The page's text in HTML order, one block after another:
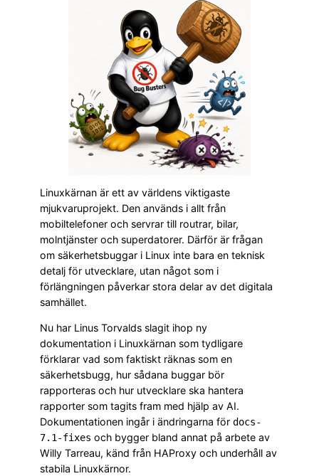
Linuxkärnan är ett av världens viktigaste
mjukvaruprojekt. Den används i allt från
mobiltelefoner och servrar till routrar, bilar,
molntjänster och superdatorer. Därför är frågan
om säkerhetsbuggar i Linux inte bara en teknisk
detalj för utvecklare, utan något som i
förlängningen påverkar stora delar av det digitala
samhället.
Nu har Linus Torvalds slagit ihop ny
dokumentation i Linuxkärnan som tydligare
förklarar vad som faktiskt räknas som en
säkerhetsbugg, hur sådana buggar bör
rapporteras och hur utvecklare ska hantera
rapporter som tagits fram med hjälp av AI.
Dokumentationen ingår i ändringarna för docs-
7.1-fixes och bygger bland annat på arbete av
Willy Tarreau, känd från HAProxy och underhåll av
stabila Linuxkärnor.